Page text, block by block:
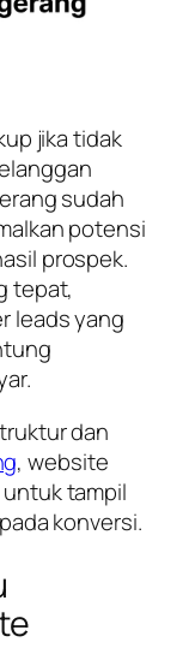
jika tidak
sudah
potensi
prospek.
tepat,
leads yang
dan
, website
tampil
konversi.